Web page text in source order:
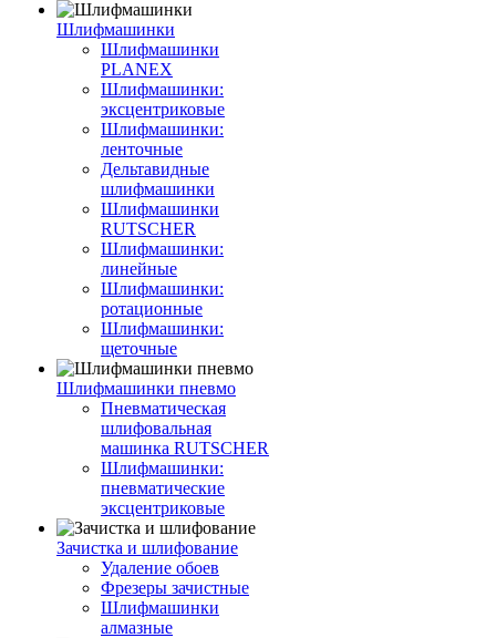
Шлифмашинки
Шлифмашинки
PLANEX
Шлифмашинки:
эксцентриковые
Шлифмашинки:
ленточные
Дельтавидные
шлифмашинки
Шлифмашинки
RUTSCHER
Шлифмашинки:
линейные
Шлифмашинки:
ротационные
Шлифмашинки:
щеточные
Шлифмашинки пневмо
Пневматическая
шлифовальная
машинка RUTSCHER
Шлифмашинки:
пневматические
эксцентриковые
Зачистка и шлифование
Удаление обоев
Фрезеры зачистные
Шлифмашинки
алмазные